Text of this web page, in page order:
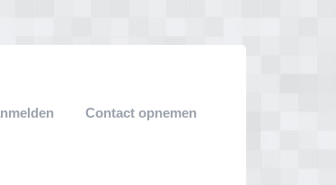
Contact opnemen